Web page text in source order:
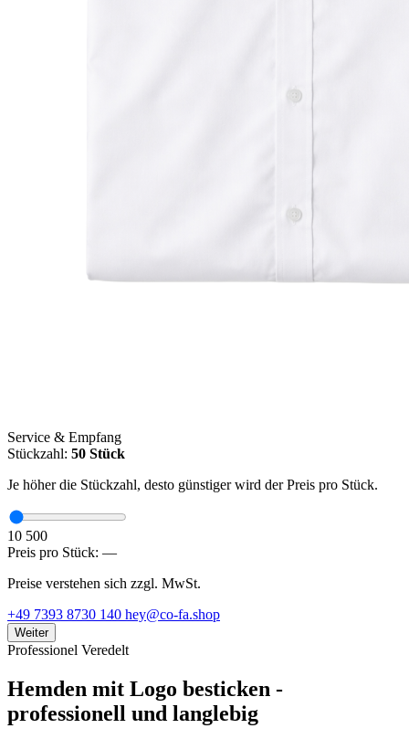
Service & Empfang
Stückzahl: 50 Stück
Je höher die Stückzahl, desto günstiger wird der Preis pro Stück.
10 500
Preis pro Stück: —
Preise verstehen sich zzgl. MwSt.
+49 7393 8730 140 hey@co-fa.shop
Weiter
Professionel Veredelt
Hemden mit Logo besticken -
professionell und langlebig